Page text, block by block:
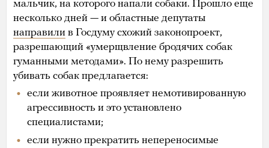
мальчик, на которого напали собаки. Прошло еще
несколько дней — и областные депутаты
направили в Госдуму схожий законопроект,
разрешающий «умерщвление бродячих собак
гуманными методами». По нему разрешить
убивать собак предлагается:
если животное проявляет немотивированную
агрессивность и это установлено
специалистами;
если нужно прекратить непереносимые